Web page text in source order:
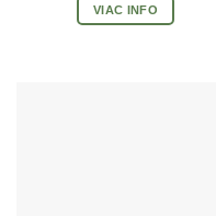
VIAC INFO